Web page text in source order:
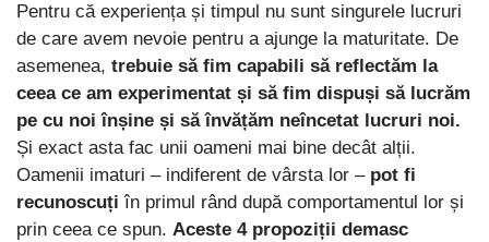
Pentru că experiența și timpul nu sunt singurele lucruri
de care avem nevoie pentru a ajunge la maturitate. De
asemenea, trebuie să fim capabili să reflectăm la
ceea ce am experimentat și să fim dispuși să lucrăm
pe cu noi înșine și să învățăm neîncetat lucruri noi.
Și exact asta fac unii oameni mai bine decât alții.
Oamenii imaturi – indiferent de vârsta lor – pot fi
recunoscuțiîn primul rând după comportamentul lor și
prin ceea ce spun. Aceste 4 propoziții demasc